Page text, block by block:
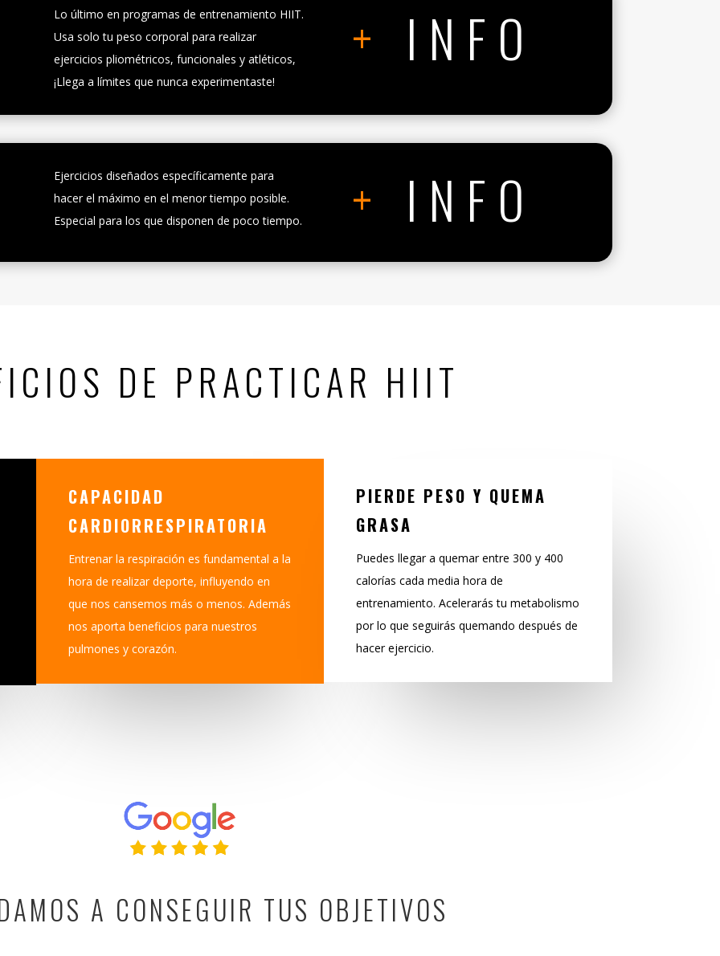
Lo último en programas de entrenamiento HIIT.
Usa solo tu peso corporal para realizar
ejercicios pliométricos, funcionales y atléticos,
¡Llega a límites que nunca experimentaste!
+ INFO
Ejercicios diseñados específicamente para
hacer el máximo en el menor tiempo posible.
Especial para los que disponen de poco tiempo.
+ INFO
DE PRACTICAR HIIT
CAPACIDAD
CARDIORRESPIRATORIA
Entrenar la respiración es fundamental a la
hora de realizar deporte, influyendo en
que nos cansemos más o menos. Además
nos aporta beneficios para nuestros
pulmones y corazón.
PIERDE PESO Y QUEMA
GRASA
Puedes llegar a quemar entre 300 y 400
calorías cada media hora de
entrenamiento. Acelerarás tu metabolismo
por lo que seguirás quemando después de
hacer ejercicio.
A CONSEGUIR TUS OBJETIVOS